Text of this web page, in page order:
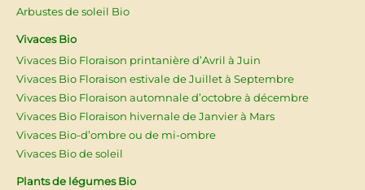
Arbustes de soleil Bio
Vivaces Bio
Vivaces Bio Floraison printanière d’Avril à Juin
Vivaces Bio Floraison estivale de Juillet à Septembre
Vivaces Bio Floraison automnale d’octobre à décembre
Vivaces Bio Floraison hivernale de Janvier à Mars
Vivaces Bio-d’ombre ou de mi-ombre
Vivaces Bio de soleil
Plants de légumes Bio